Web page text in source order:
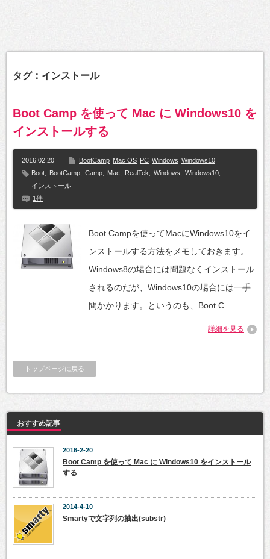
タグ：インストール
Boot Camp を使って Mac に Windows10 を
インストールする
2016.02.20 BootCamp Mac OS PC Windows Windows10
Boot
BootCamp Camp Mac RealTek Windows Windows10
インストール
1件
Boot Campを使ってMacにWindows10をイ
ンストールする方法をメモしておきます。
Windows8の場合には問題なくインストール
されるのだが、Windows10の場合には一手
間かかります。というのも、Boot C…
詳細を見る
トップページに戻る
おすすめ記事
2016-2-20
Boot Camp を使って Mac に Windows10 をインストール
する
2014-4-10
Smartyで文字列の抽出(substr)